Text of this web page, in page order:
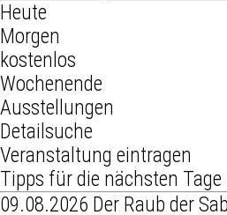
Heute
Morgen
kostenlos
Wochenende
Ausstellungen
Detailsuche
Veranstaltung eintragen
Tipps für die nächsten Tage
09.08.2026 Der Raub der